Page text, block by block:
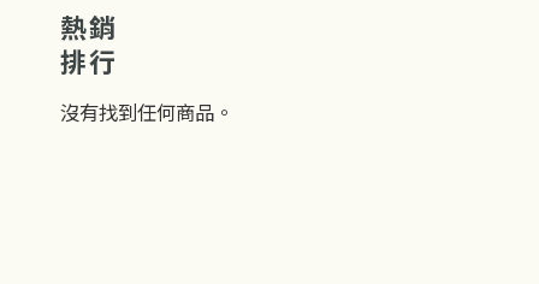
熱銷
排行
沒有找到任何商品。